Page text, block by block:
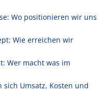
Wo positionieren wir uns
Wie erreichen wir
Wer macht was im
sich Umsatz, Kosten und